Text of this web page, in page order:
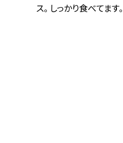
ス。 しっかり食べてます。